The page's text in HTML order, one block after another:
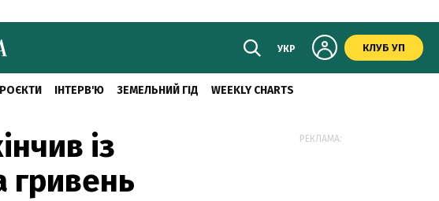
УКР КЛУБ УП
ІНТЕРВ'Ю ЗЕМЕЛЬНИЙ ГІД WEEKLY CHARTS
із
гривень
РЕКЛАМА: